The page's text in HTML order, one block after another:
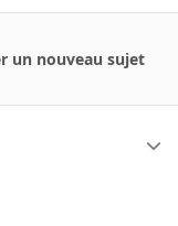
un nouveau sujet